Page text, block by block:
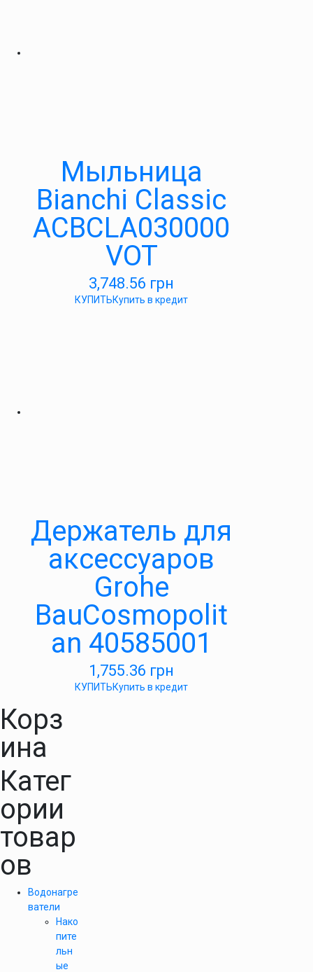
Мыльница
Bianchi Classic
ACBCLA030000
VOT
3,748.56 грн
КУПИТЬКупить в кредит
Держатель для
аксессуаров
Grohe
BauCosmopolit
an 40585001
1,755.36 грн
КУПИТЬКупить в кредит
Корз
ина
Катег
ории
товар
ов
Водонагре
ватели
Нако
пите
льн
ые